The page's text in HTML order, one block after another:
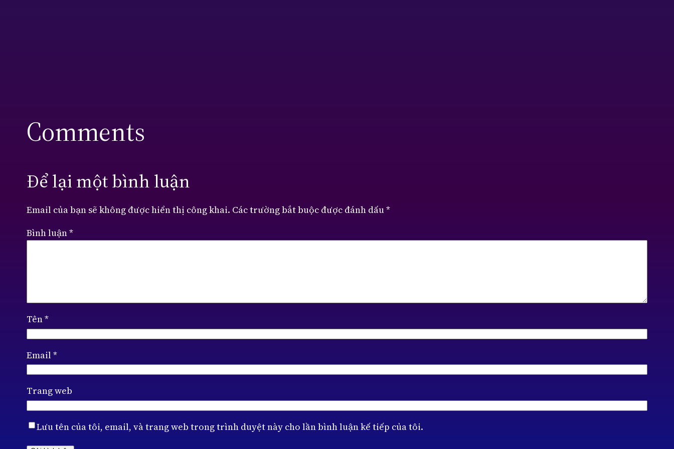
Comments
Để lại một bình luận
Email của bạn sẽ không được hiển thị công khai. Các trường bắt buộc được đánh dấu*
Bình luận*
Tên*
Email*
Trang web
Lưu tên của tôi, email, và trang web trong trình duyệt này cho lần bình luận kế tiếp của tôi.